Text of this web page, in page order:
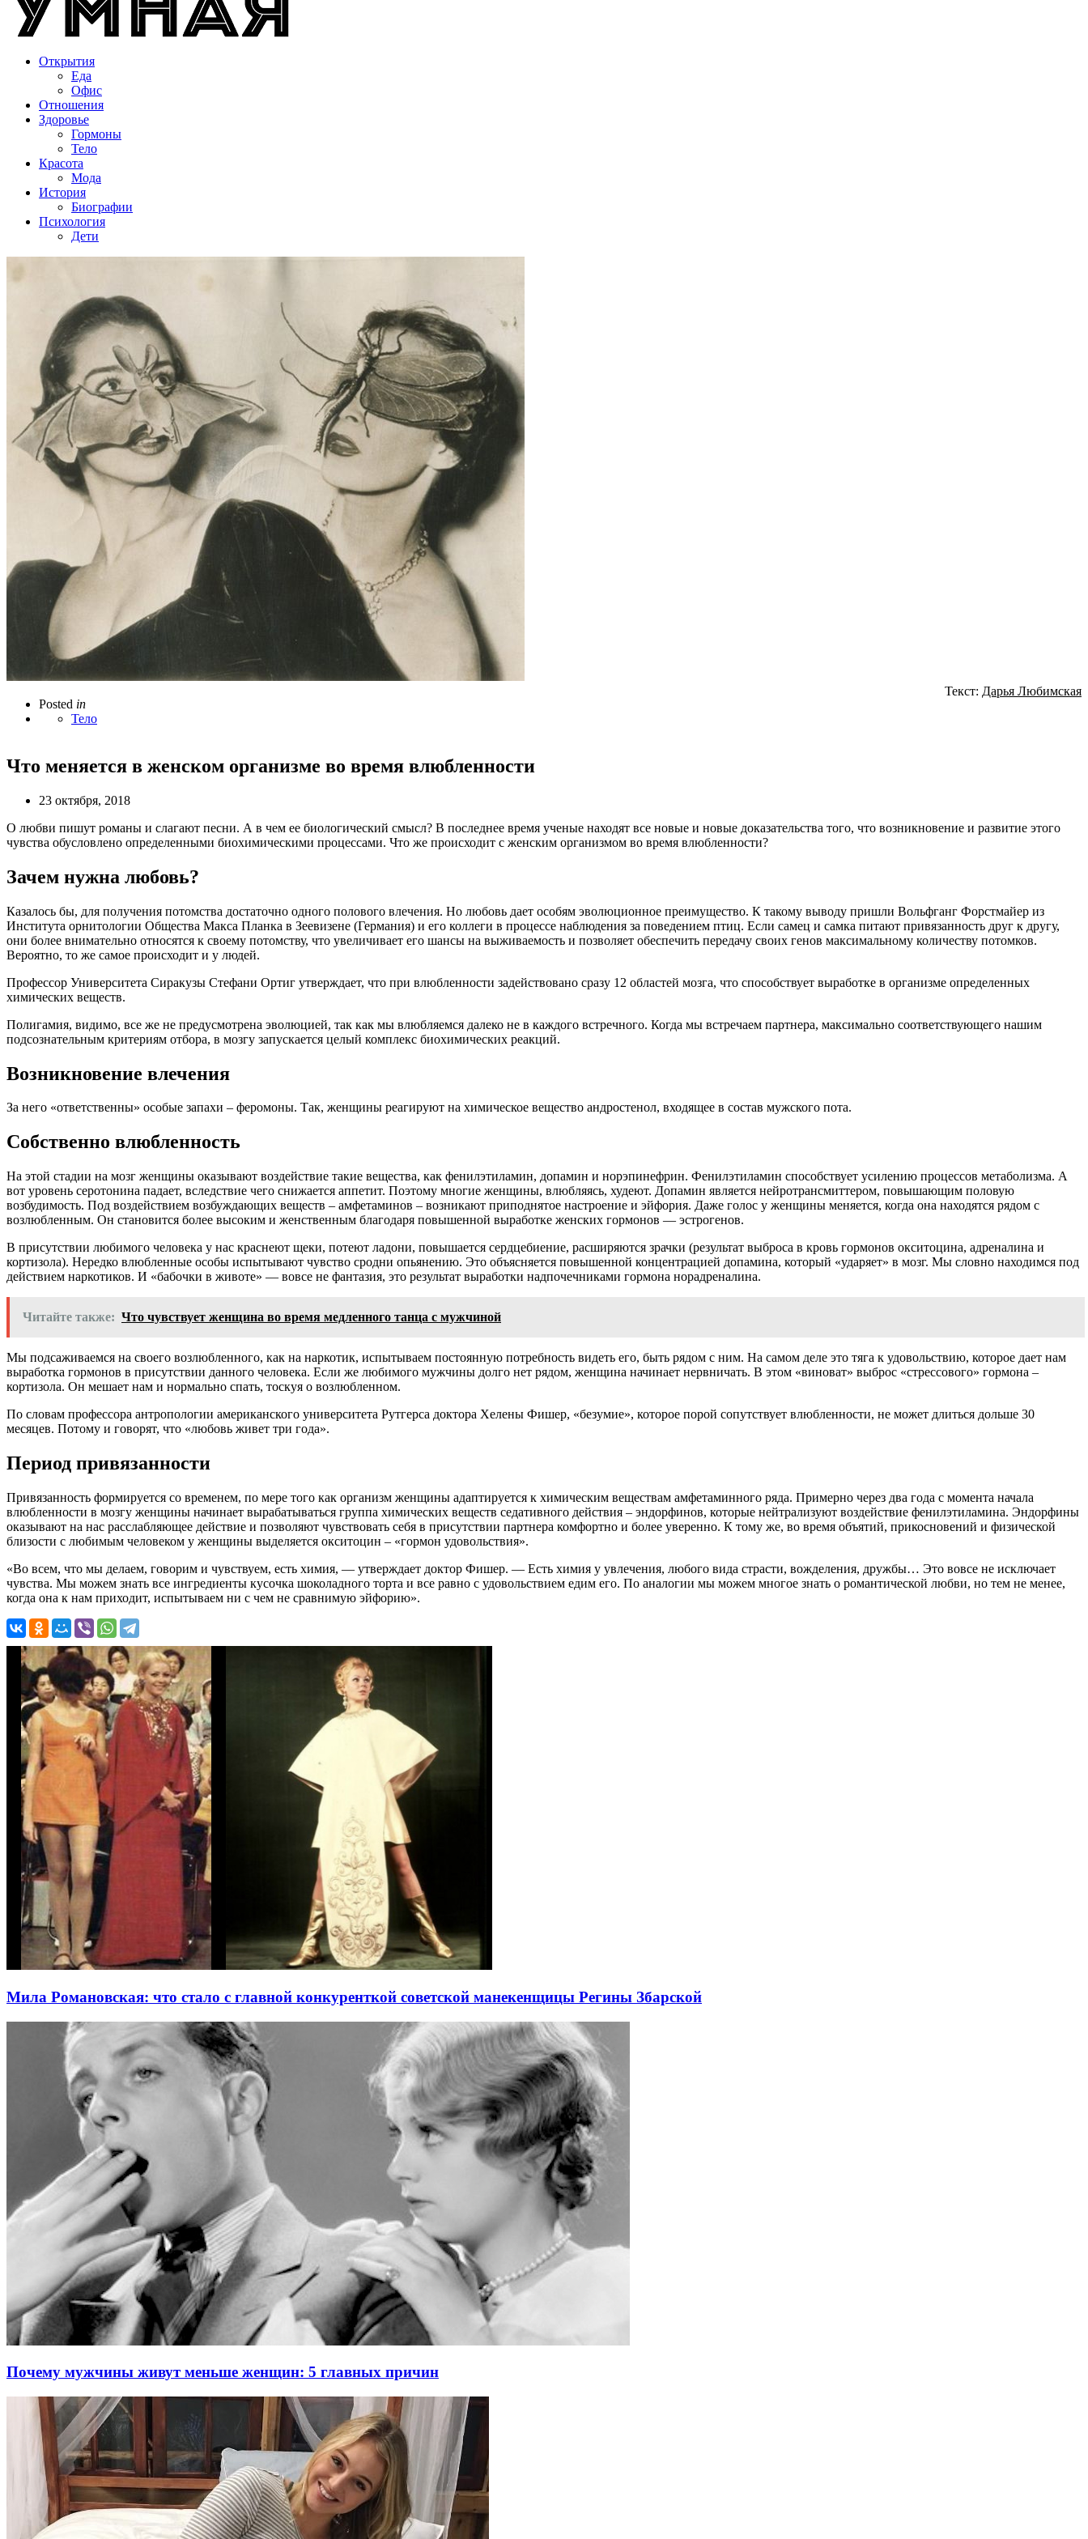
Открытия
Еда
Офис
Отношения
Здоровье
Гормоны
Тело
Красота
Мода
История
Биографии
Психология
Дети
Posted in
Тело
Текст: Дарья Любимская
Что меняется в женском организме во время влюбленности
23 октября, 2018
О любви пишут романы и слагают песни. А в чем ее биологический смысл? В последнее время ученые находят все новые и новые доказательства того, что возникновение и развитие этого
чувства обусловлено определенными биохимическими процессами. Что же происходит с женским организмом во время влюбленности?
Зачем нужна любовь?
Казалось бы, для получения потомства достаточно одного полового влечения. Но любовь дает особям эволюционное преимущество. К такому выводу пришли Вольфганг Форстмайер из
Института орнитологии Общества Макса Планка в Зеевизене (Германия) и его коллеги в процессе наблюдения за поведением птиц. Если самец и самка питают привязанность друг к другу,
они более внимательно относятся к своему потомству, что увеличивает его шансы на выживаемость и позволяет обеспечить передачу своих генов максимальному количеству потомков.
Вероятно, то же самое происходит и у людей.
Профессор Университета Сиракузы Стефани Ортиг утверждает, что при влюбленности задействовано сразу 12 областей мозга, что способствует выработке в организме определенных
химических веществ.
Полигамия, видимо, все же не предусмотрена эволюцией, так как мы влюбляемся далеко не в каждого встречного. Когда мы встречаем партнера, максимально соответствующего нашим
подсознательным критериям отбора, в мозгу запускается целый комплекс биохимических реакций.
Возникновение влечения
За него «ответственны» особые запахи – феромоны. Так, женщины реагируют на химическое вещество андростенол, входящее в состав мужского пота.
Собственно влюбленность
На этой стадии на мозг женщины оказывают воздействие такие вещества, как фенилэтиламин, допамин и норэпинефрин. Фенилэтиламин способствует усилению процессов метаболизма. А
вот уровень серотонина падает, вследствие чего снижается аппетит. Поэтому многие женщины, влюбляясь, худеют. Допамин является нейротрансмиттером, повышающим половую
возбудимость. Под воздействием возбуждающих веществ – амфетаминов – возникают приподнятое настроение и эйфория. Даже голос у женщины меняется, когда она находятся рядом с
возлюбленным. Он становится более высоким и женственным благодаря повышенной выработке женских гормонов — эстрогенов.
В присутствии любимого человека у нас краснеют щеки, потеют ладони, повышается сердцебиение, расширяются зрачки (результат выброса в кровь гормонов окситоцина, адреналина и
кортизола). Нередко влюбленные особы испытывают чувство сродни опьянению. Это объясняется повышенной концентрацией допамина, который «ударяет» в мозг. Мы словно находимся под
действием наркотиков. И «бабочки в животе» — вовсе не фантазия, это результат выработки надпочечниками гормона норадреналина.
Читайте также: Что чувствует женщина во время медленного танца с мужчиной
Мы подсаживаемся на своего возлюбленного, как на наркотик, испытываем постоянную потребность видеть его, быть рядом с ним. На самом деле это тяга к удовольствию, которое дает нам
выработка гормонов в присутствии данного человека. Если же любимого мужчины долго нет рядом, женщина начинает нервничать. В этом «виноват» выброс «стрессового» гормона –
кортизола. Он мешает нам и нормально спать, тоскуя о возлюбленном.
По словам профессора антропологии американского университета Рутгерса доктора Хелены Фишер, «безумие», которое порой сопутствует влюбленности, не может длиться дольше 30
месяцев. Потому и говорят, что «любовь живет три года».
Период привязанности
Привязанность формируется со временем, по мере того как организм женщины адаптируется к химическим веществам амфетаминного ряда. Примерно через два года с момента начала
влюбленности в мозгу женщины начинает вырабатываться группа химических веществ седативного действия – эндорфинов, которые нейтрализуют воздействие фенилэтиламина. Эндорфины
оказывают на нас расслабляющее действие и позволяют чувствовать себя в присутствии партнера комфортно и более уверенно. К тому же, во время объятий, прикосновений и физической
близости с любимым человеком у женщины выделяется окситоцин – «гормон удовольствия».
«Во всем, что мы делаем, говорим и чувствуем, есть химия, — утверждает доктор Фишер. — Есть химия у увлечения, любого вида страсти, вожделения, дружбы… Это вовсе не исключает
чувства. Мы можем знать все ингредиенты кусочка шоколадного торта и все равно с удовольствием едим его. По аналогии мы можем многое знать о романтической любви, но тем не менее,
когда она к нам приходит, испытываем ни с чем не сравнимую эйфорию».
Мила Романовская: что стало с главной конкуренткой советской манекенщицы Регины Збарской
Почему мужчины живут меньше женщин: 5 главных причин